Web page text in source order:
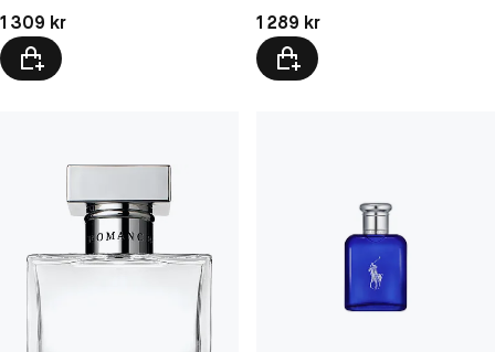
Pris: 1 309 kr
1 309 kr Pris: 1 289 kr
1 289 kr